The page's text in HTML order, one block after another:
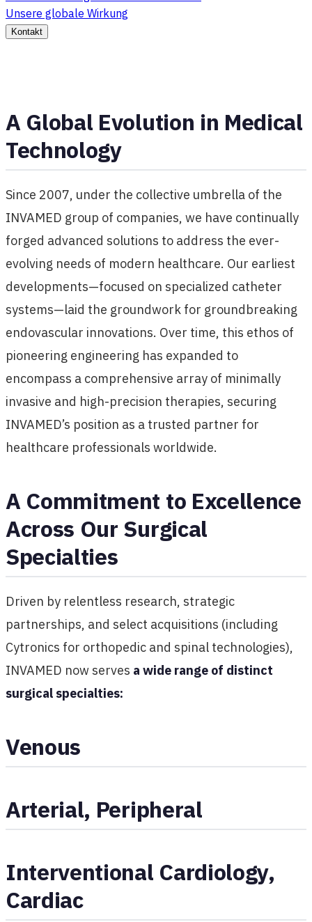
Unsere globale Wirkung
Kontakt
A Global Evolution in Medical
Technology
Since 2007, under the collective umbrella of the
INVAMED group of companies, we have continually
forged advanced solutions to address the ever-
evolving needs of modern healthcare. Our earliest
developments—focused on specialized catheter
systems—laid the groundwork for groundbreaking
endovascular innovations. Over time, this ethos of
pioneering engineering has expanded to
encompass a comprehensive array of minimally
invasive and high-precision therapies, securing
INVAMED’s position as a trusted partner for
healthcare professionals worldwide.
A Commitment to Excellence
Across Our Surgical
Specialties
Driven by relentless research, strategic
partnerships, and select acquisitions (including
Cytronics for orthopedic and spinal technologies),
INVAMED now serves a wide range of distinct
surgical specialties:
Venous
Arterial, Peripheral
Interventional Cardiology,
Cardiac